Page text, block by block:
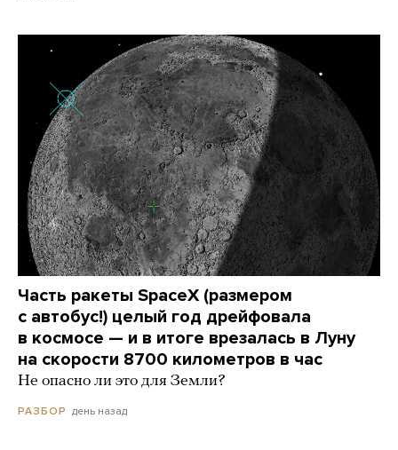
Часть ракеты SpaceX (размером
с автобус!) целый год дрейфовала
в космосе — и в итоге врезалась в Луну
на скорости 8700 километров в час
Не опасно ли это для Земли?
РАЗБОР день назад